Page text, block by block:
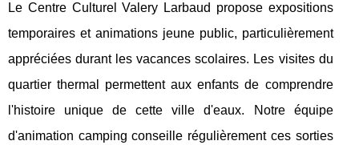
Le Centre Culturel Valery Larbaud propose expositions
temporaires et animations jeune public, particulièrement
appréciées durant les vacances scolaires. Les visites du
quartier thermal permettent aux enfants de comprendre
l'histoire unique de cette ville d'eaux. Notre équipe
d'animation camping conseille régulièrement ces sorties